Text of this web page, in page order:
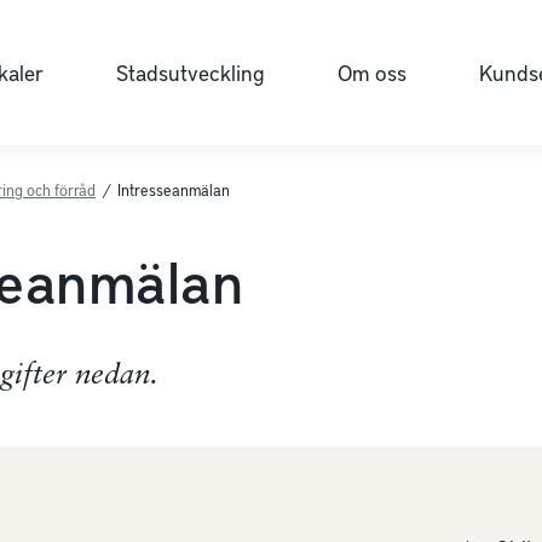
Stadsutveckling Om oss
och förråd / Intresseanmälan
nedan.